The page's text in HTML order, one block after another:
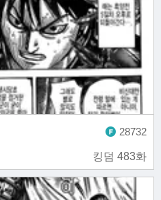
킹덤 483화
28732